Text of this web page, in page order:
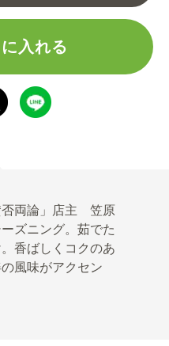
入れる
否両論」店主 笠原
ズニング。茹でた
香ばしくコクのあ
風味がアクセン